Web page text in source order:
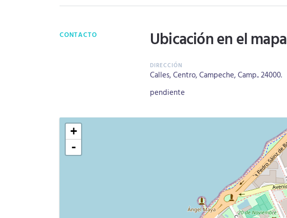
CONTACTO Ubicación en el mapa
Calles, Centro, Campeche, Camp.. 24000.
pendiente
+
-